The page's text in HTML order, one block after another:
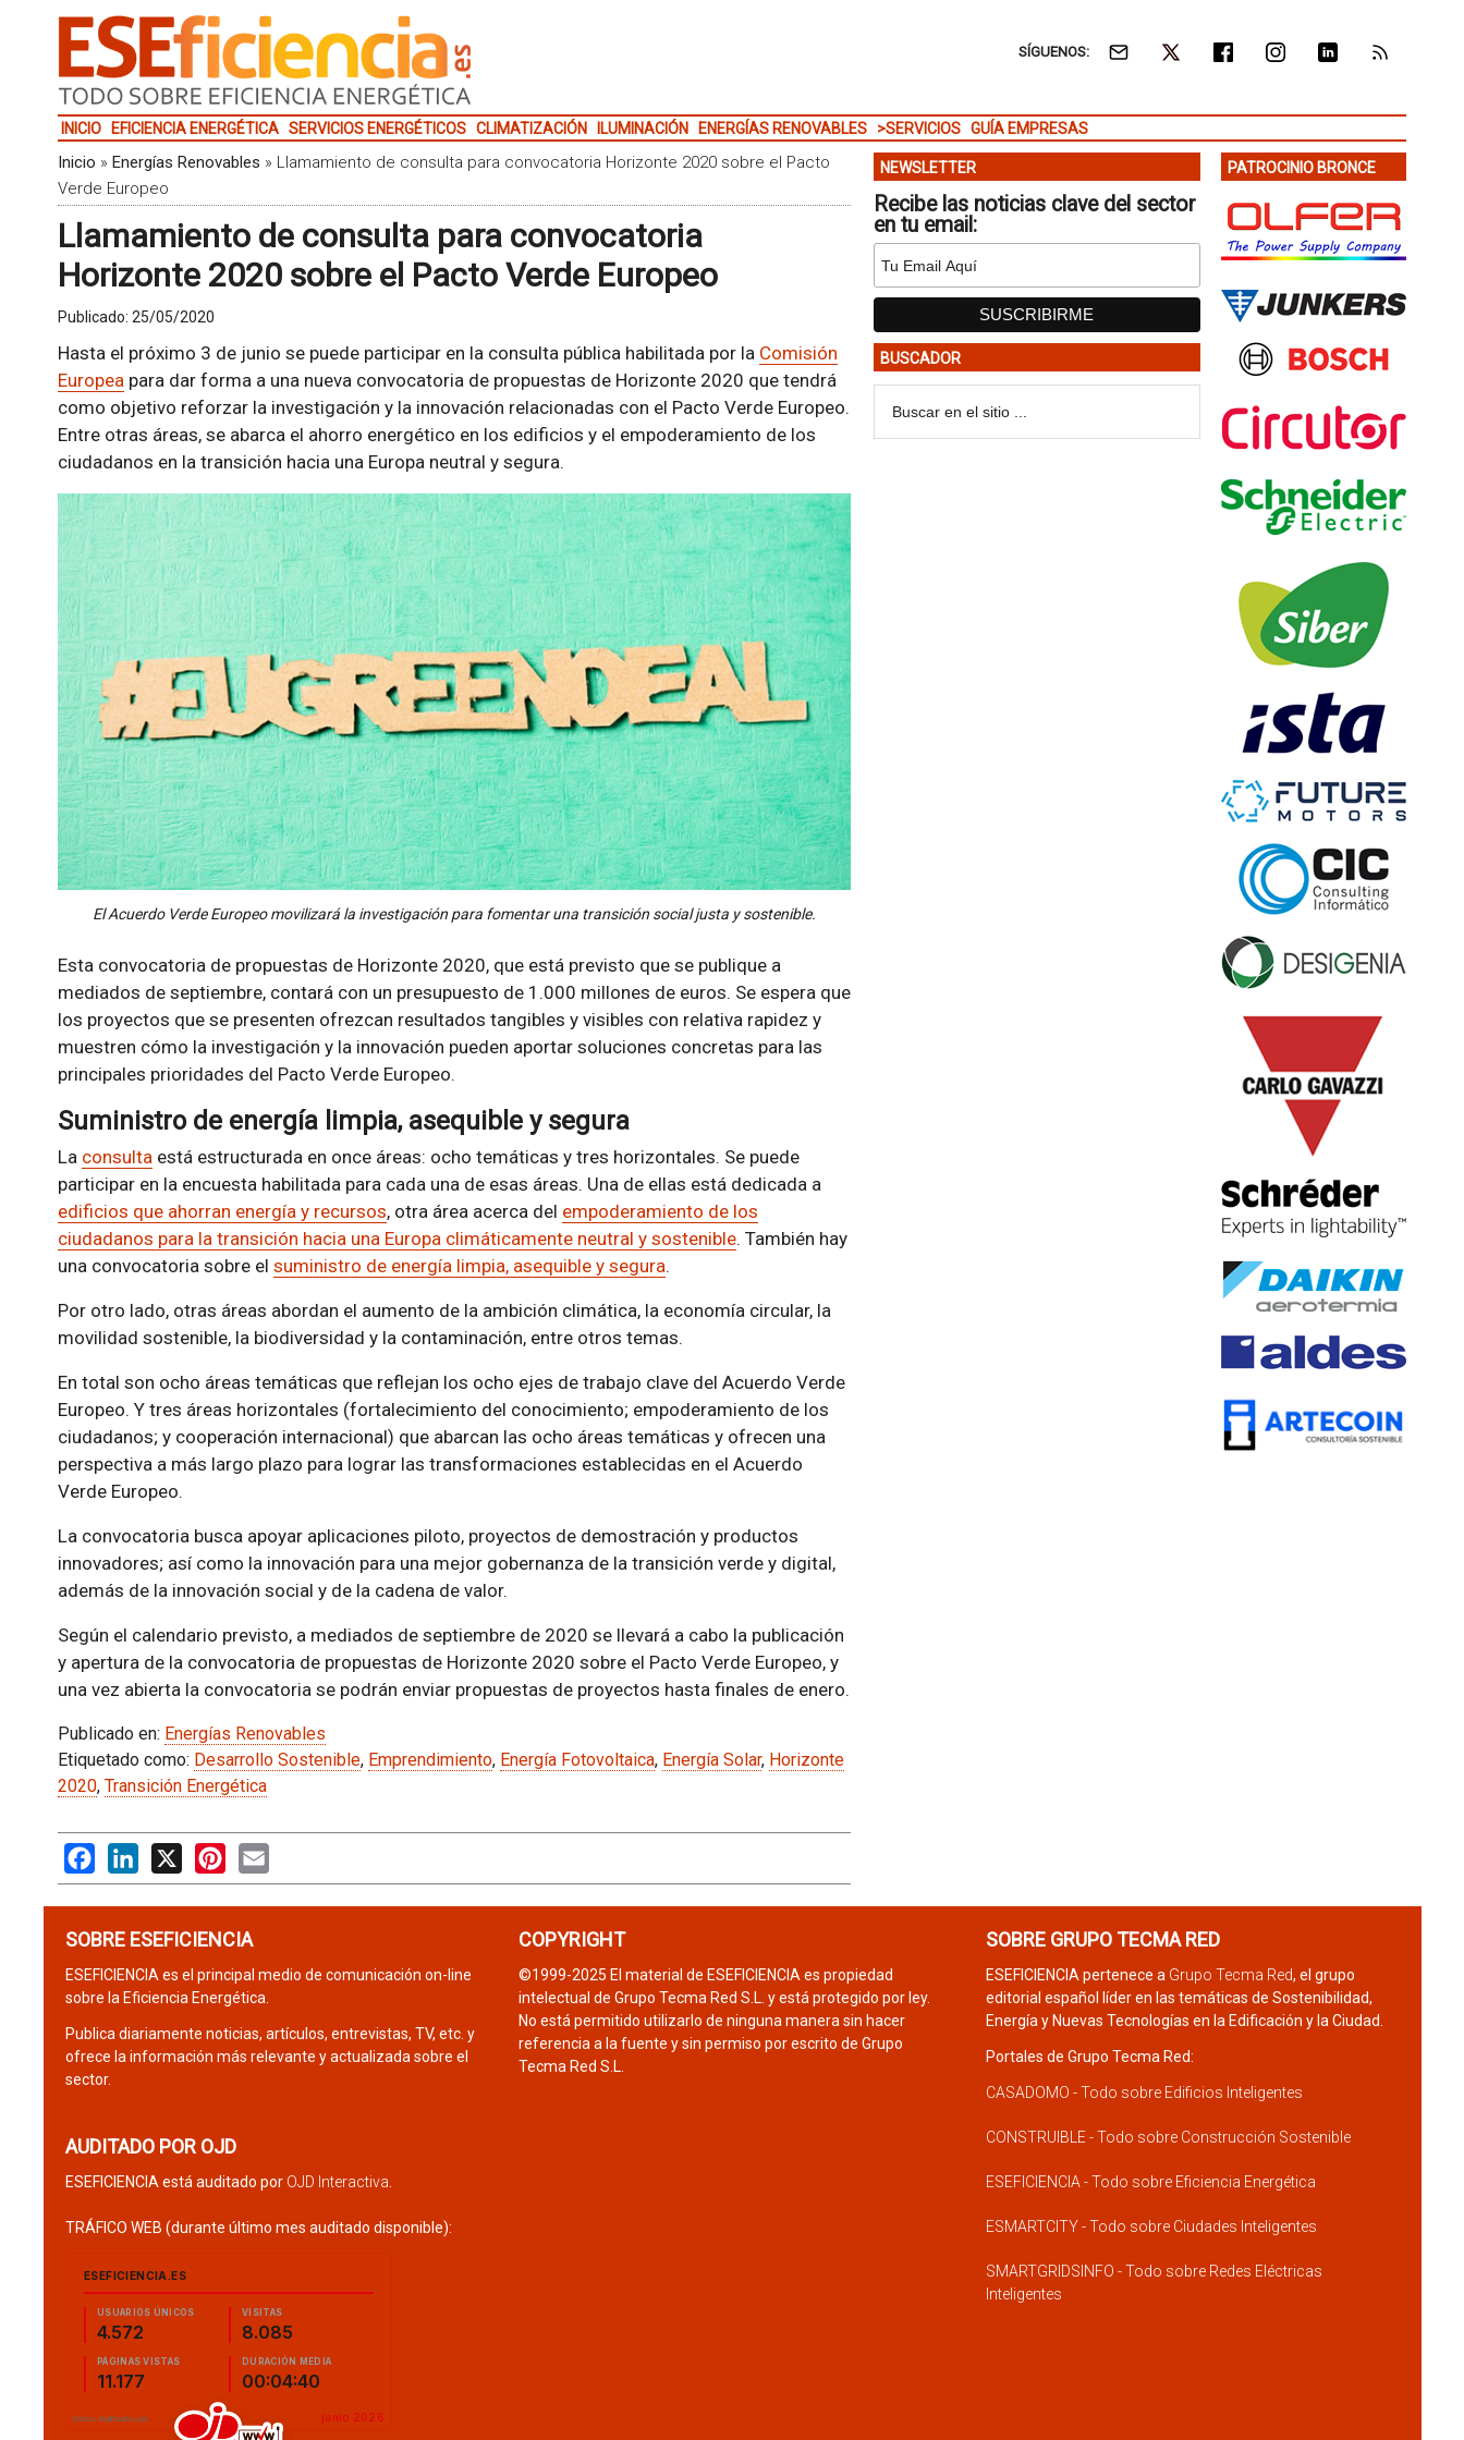
SÍGUENOS:
INICIO EFICIENCIA ENERGÉTICA SERVICIOS ENERGÉTICOS CLIMATIZACIÓN ILUMINACIÓN ENERGÍAS RENOVABLES >SERVICIOS GUÍA EMPRESAS
Inicio » Energías Renovables » Llamamiento de consulta para convocatoria Horizonte 2020 sobre el Pacto
Verde Europeo
Llamamiento de consulta para convocatoria
Horizonte 2020 sobre el Pacto Verde Europeo
Publicado: 25/05/2020
Hasta el próximo 3 de junio se puede participar en la consulta pública habilitada por la Comisión
Europeapara dar forma a una nueva convocatoria de propuestas de Horizonte 2020 que tendrá
como objetivo reforzar la investigación y la innovación relacionadas con el Pacto Verde Europeo.
Entre otras áreas, se abarca el ahorro energético en los edificios y el empoderamiento de los
ciudadanos en la transición hacia una Europa neutral y segura.
El Acuerdo Verde Europeo movilizará la investigación para fomentar una transición social justa y sostenible.
Esta convocatoria de propuestas de Horizonte 2020, que está previsto que se publique a
mediados de septiembre, contará con un presupuesto de 1.000 millones de euros. Se espera que
los proyectos que se presenten ofrezcan resultados tangibles y visibles con relativa rapidez y
muestren cómo la investigación y la innovación pueden aportar soluciones concretas para las
principales prioridades del Pacto Verde Europeo.
Suministro de energía limpia, asequible y segura
La consultaestá estructurada en once áreas: ocho temáticas y tres horizontales. Se puede
participar en la encuesta habilitada para cada una de esas áreas. Una de ellas está dedicada a
edificios que ahorran energía y recursos, otra área acerca del empoderamiento de los
ciudadanos para la transición hacia una Europa climáticamente neutral y sostenible. También hay
una convocatoria sobre el suministro de energía limpia, asequible y segura.
Por otro lado, otras áreas abordan el aumento de la ambición climática, la economía circular, la
movilidad sostenible, la biodiversidad y la contaminación, entre otros temas.
En total son ocho áreas temáticas que reflejan los ocho ejes de trabajo clave del Acuerdo Verde
Europeo. Y tres áreas horizontales (fortalecimiento del conocimiento; empoderamiento de los
ciudadanos; y cooperación internacional) que abarcan las ocho áreas temáticas y ofrecen una
perspectiva a más largo plazo para lograr las transformaciones establecidas en el Acuerdo
Verde Europeo.
La convocatoria busca apoyar aplicaciones piloto, proyectos de demostración y productos
innovadores; así como la innovación para una mejor gobernanza de la transición verde y digital,
además de la innovación social y de la cadena de valor.
Según el calendario previsto, a mediados de septiembre de 2020 se llevará a cabo la publicación
y apertura de la convocatoria de propuestas de Horizonte 2020 sobre el Pacto Verde Europeo, y
una vez abierta la convocatoria se podrán enviar propuestas de proyectos hasta finales de enero.
Publicado en: Energías Renovables
Etiquetado como: Desarrollo Sostenible, Emprendimiento, Energía Fotovoltaica, Energía Solar, Horizonte
2020, Transición Energética
FacebookLinkedIn
X PinterestEmail
NEWSLETTER
Recibe las noticias clave del sector
en tu email:
BUSCADOR
PATROCINIO BRONCE
SOBRE ESEFICIENCIA
ESEFICIENCIA es el principal medio de comunicación on-line
sobre la Eficiencia Energética.
Publica diariamente noticias, artículos, entrevistas, TV, etc. y
ofrece la información más relevante y actualizada sobre el
sector.
AUDITADO POR OJD
ESEFICIENCIA está auditado por OJD Interactiva
TRÁFICO WEB (durante último mes auditado disponible):
COPYRIGHT
©1999-2025 El material de ESEFICIENCIA es propiedad
intelectual de Grupo Tecma Red S.L. y está protegido por ley.
No está permitido utilizarlo de ninguna manera sin hacer
referencia a la fuente y sin permiso por escrito de Grupo
Tecma Red S.L.
SOBRE GRUPO TECMA RED
ESEFICIENCIA pertenece a Grupo Tecma Red, el grupo
editorial español líder en las temáticas de Sostenibilidad,
Energía y Nuevas Tecnologías en la Edificación y la Ciudad.
Portales de Grupo Tecma Red:
CASADOMO - Todo sobre Edificios Inteligentes
CONSTRUIBLE - Todo sobre Construcción Sostenible
ESEFICIENCIA - Todo sobre Eficiencia Energética
ESMARTCITY - Todo sobre Ciudades Inteligentes
SMARTGRIDSINFO - Todo sobre Redes Eléctricas
Inteligentes